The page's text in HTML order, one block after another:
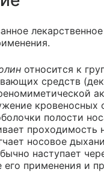
относится к
средств
кровеносных
полости
проходимость
носовое
наступает
его применения и